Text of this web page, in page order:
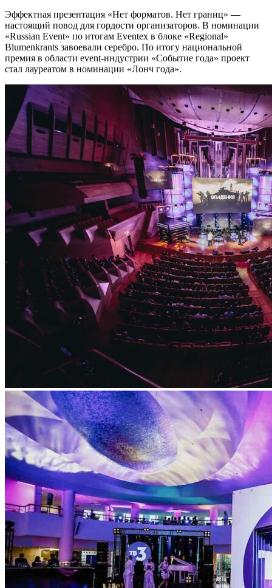
Эффектная презентация «Нет форматов. Нет границ» —
настоящий повод для гордости организаторов. В номинации
«Russian Event» по итогам Eventex в блоке «Regional»
Blumenkrants завоевали серебро. По итогу национальной
премия в области event-индустрии «Событие года» проект
стал лауреатом в номинации «Лонч года».